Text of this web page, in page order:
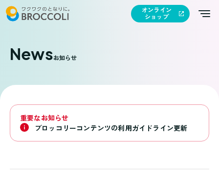
オンライン
ショップ
Newsお知らせ
重要なお知らせ
ブロッコリーコンテンツの利用ガイドライン更新